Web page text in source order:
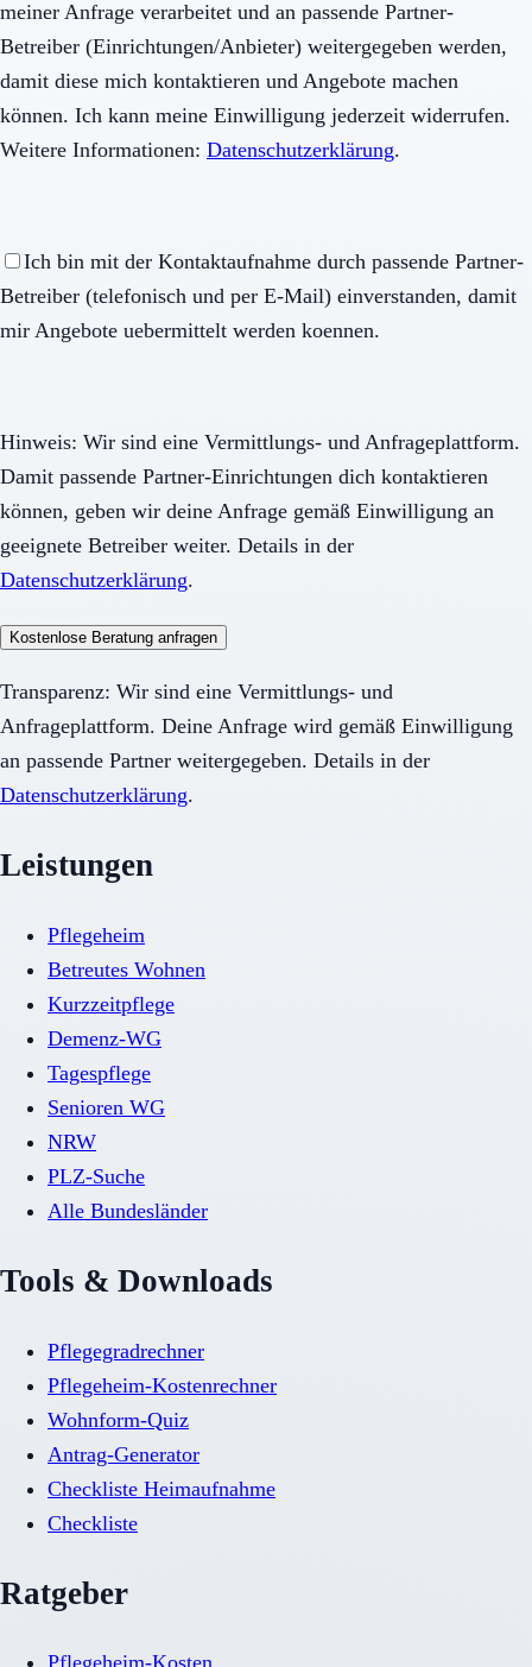
meiner Anfrage verarbeitet und an passende Partner-
Betreiber (Einrichtungen/Anbieter) weitergegeben werden,
damit diese mich kontaktieren und Angebote machen
können. Ich kann meine Einwilligung jederzeit widerrufen.
Weitere Informationen: Datenschutzerklärung.
Ich bin mit der Kontaktaufnahme durch passende Partner-
Betreiber (telefonisch und per E-Mail) einverstanden, damit
mir Angebote uebermittelt werden koennen.
Hinweis: Wir sind eine Vermittlungs- und Anfrageplattform.
Damit passende Partner-Einrichtungen dich kontaktieren
können, geben wir deine Anfrage gemäß Einwilligung an
geeignete Betreiber weiter. Details in der
Datenschutzerklärung.
Kostenlose Beratung anfragen
Transparenz: Wir sind eine Vermittlungs- und
Anfrageplattform. Deine Anfrage wird gemäß Einwilligung
an passende Partner weitergegeben. Details in der
Datenschutzerklärung.
Leistungen
Pflegeheim
Betreutes Wohnen
Kurzzeitpflege
Demenz-WG
Tagespflege
Senioren WG
NRW
PLZ-Suche
Alle Bundesländer
Tools & Downloads
Pflegegradrechner
Pflegeheim-Kostenrechner
Wohnform-Quiz
Antrag-Generator
Checkliste Heimaufnahme
Checkliste
Ratgeber